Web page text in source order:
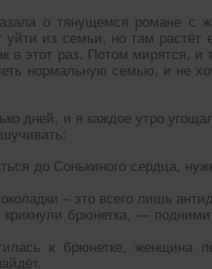
о тянущемся романе с
из семьи, но там растёт
в этот раз. Потом мирятся,
нормальную семью, и не
дней, и я каждое утро
до Сонькиного сердца,
– это всего лишь
брюнетка, —
к брюнетке, женщина